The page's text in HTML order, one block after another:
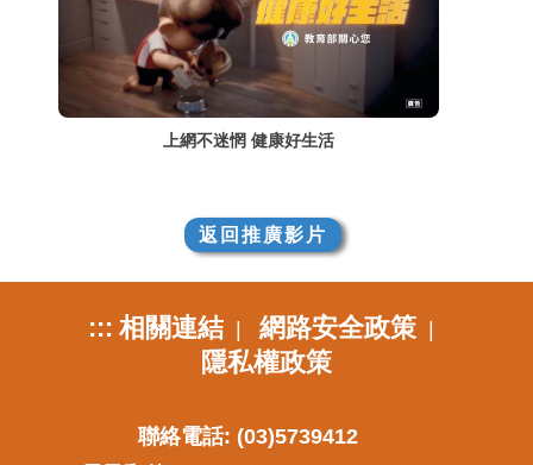
上網不迷惘 健康好生活
返回推廣影片
::: 相關連結| 網路安全政策|
隱私權政策
聯絡電話: (03)5739412